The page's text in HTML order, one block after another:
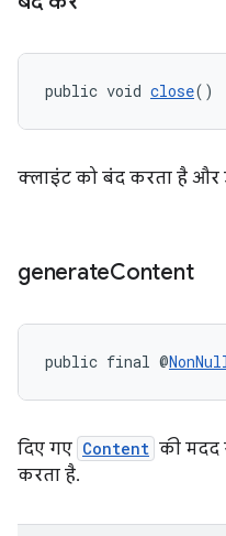
public void close()
क्लाइंट को बंद करता है और
generateContent
public final @
दिए गए Content की मदद
करता है.